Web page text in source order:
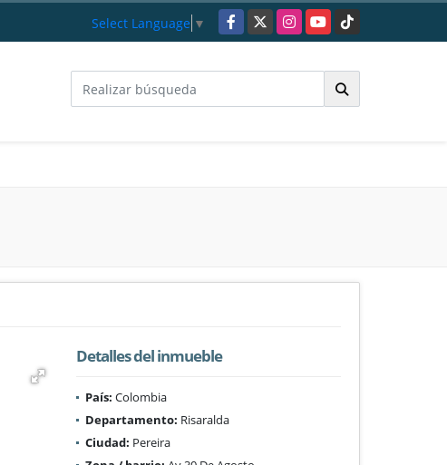
Select Language ▼ Facebook
X InstagramYouTubeTikTok
Detalles del inmueble
País: Colombia
Departamento: Risaralda
Ciudad: Pereira